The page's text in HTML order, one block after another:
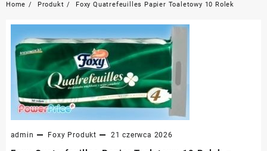
Home Produkt Foxy Quatrefeuilles Papier Toaletowy 10 Rolek
admin Foxy Produkt 21 czerwca 2026